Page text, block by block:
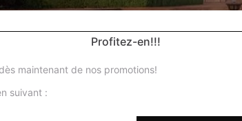
Profitez-en!!!
maintenant de nos promotions!
suivant :